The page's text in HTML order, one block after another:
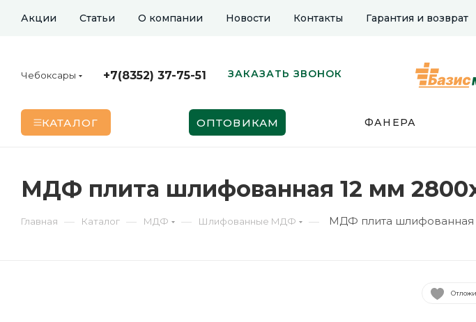
Акции Статьи О компании Новости Контакты Гарантия и возврат
Чебоксары +7(8352) 37-75-51 ЗАКАЗАТЬ ЗВОНОК
КАТАЛОГ ОПТОВИКАМ ФАНЕРА
МДФ плита шлифованная 12 мм
Главная — Каталог — МДФ — Шлифованные МДФ — МДФ плита шлифованная